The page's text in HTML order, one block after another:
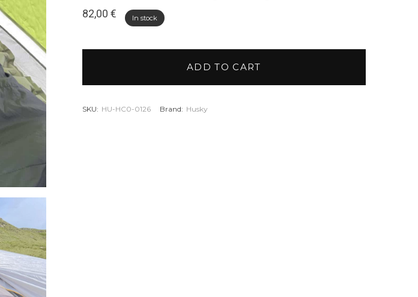
82,00 € In stock
ADD TO CART
SKU: HU-HC0-0126 Brand: Husky